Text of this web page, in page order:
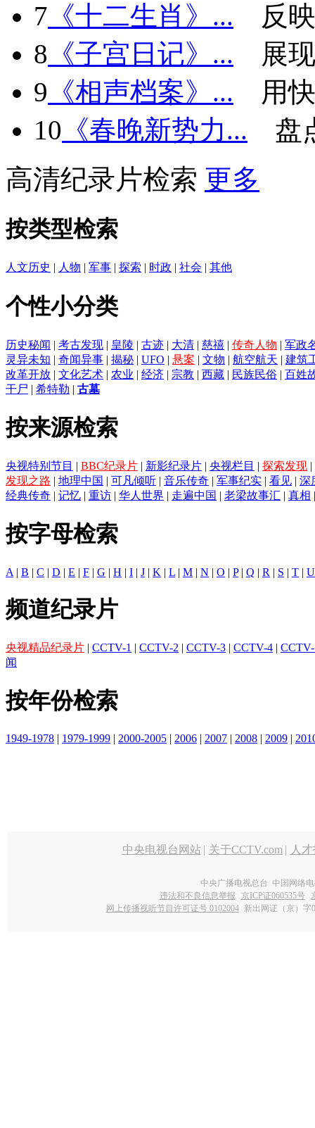
7 《十二生肖》...
反
8 《子宫日记》...
展
9 《相声档案》...
用
10 《春晚新势力...
盘
高清纪录片检索 更多
按类型检索
人文历史 人物 军事 探索 时政 社会 其他
个性小分类
历史秘闻 | 考古发现 | 皇陵 | 古迹 | 大清 | 慈禧 | 传奇人物 | 军政
灵异未知 | 奇闻异事 | 揭秘 | UFO | 悬案 | 文物 | 航空航天 | 建筑
改革开放 | 文化艺术 | 农业 | 经济 | 宗教 | 西藏 | 民族民俗 | 百姓
干尸 | 希特勒 | 古墓
按来源检索
央视特别节目 | BBC纪录片 | 新影纪录片 | 央视栏目 | 探索发现 |
发现之路 | 地理中国 | 可凡倾听 | 音乐传奇 | 军事纪实 | 看见 | 深
经典传奇 | 记忆 | 重访 | 华人世界 | 走遍中国 | 老梁故事汇 | 真相
按字母检索
A | B | C | D | E | F | G | H | I | J | K | L | M | N | O | P| Q | R | S | T | U
频道纪录片
央视精品纪录片 | CCTV-1 | CCTV-2 | CCTV-3 | CCTV-4 |
闻
按年份检索
1949-1978 | 1979-1999 | 2000-2005 | 2006 | 2007 | 2008 | 2009 |
中央电视台网站 | 关于CCTV.com | 人
中央广播电视总台 中国网络
违法和不良信息举报
京ICP证060535号
网上传播视听节目许可证号 0102004 新出网证（京）